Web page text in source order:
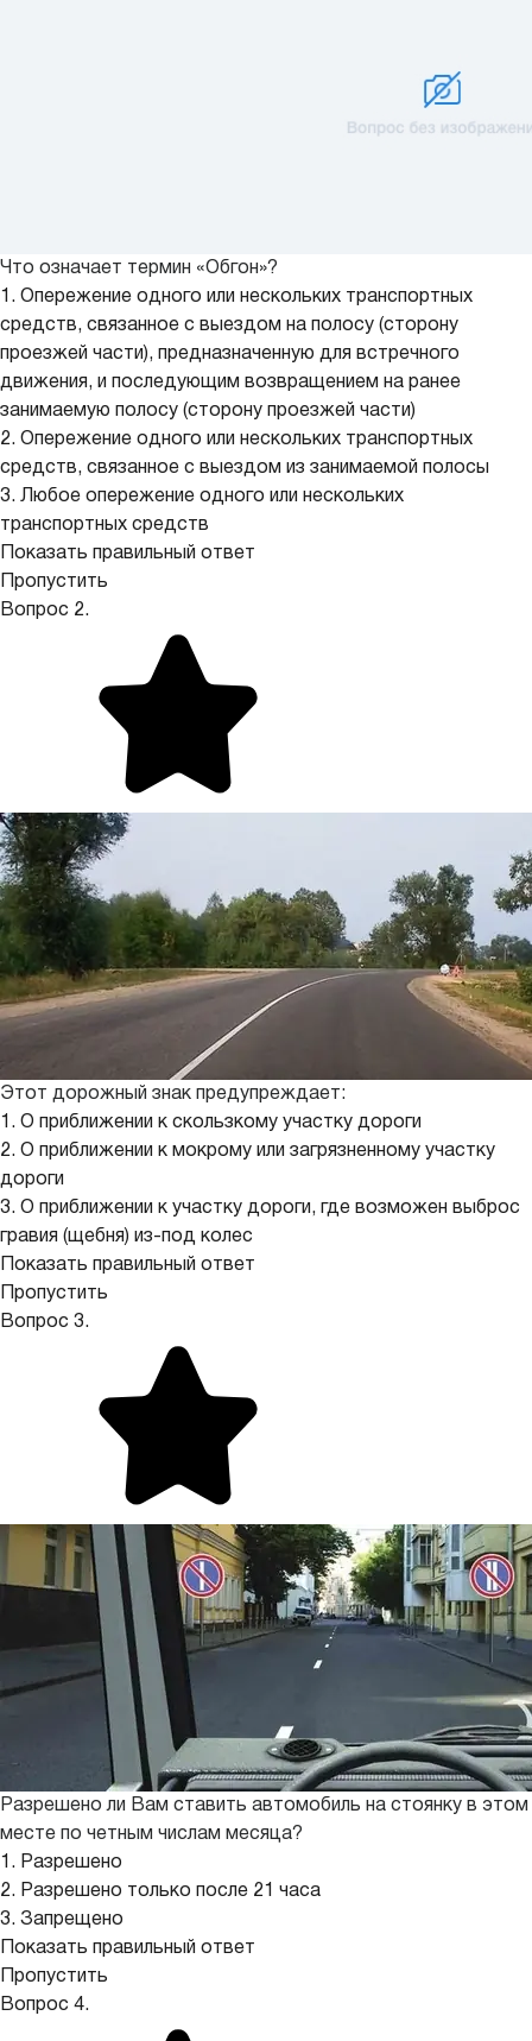
Что означает термин «Обгон»?
1. Опережение одного или нескольких транспортных
средств, связанное с выездом на полосу (сторону
проезжей части), предназначенную для встречного
движения, и последующим возвращением на ранее
занимаемую полосу (сторону проезжей части)
2. Опережение одного или нескольких транспортных
средств, связанное с выездом из занимаемой полосы
3. Любое опережение одного или нескольких
транспортных средств
Показать правильный ответ
Пропустить
Вопрос 2.
Этот дорожный знак предупреждает:
1. О приближении к скользкому участку дороги
2. О приближении к мокрому или загрязненному участку
дороги
3. О приближении к участку дороги, где возможен выброс
гравия (щебня) из-под колес
Показать правильный ответ
Пропустить
Вопрос 3.
Разрешено ли Вам ставить автомобиль на стоянку в этом
месте по четным числам месяца?
1. Разрешено
2. Разрешено только после 21 часа
3. Запрещено
Показать правильный ответ
Пропустить
Вопрос 4.